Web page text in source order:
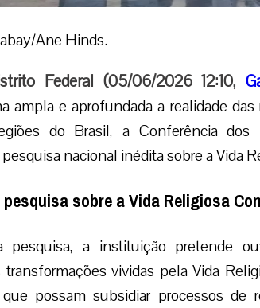
Ane Hinds.
Federal (05/06/2026 12:10,
ampla e aprofundada a realidade
do Brasil, a Conferência
nacional inédita sobre a Vida
sobre a Vida Religiosa
pesquisa, a instituição pretende
vividas pela Vida
possam subsidiar processos de